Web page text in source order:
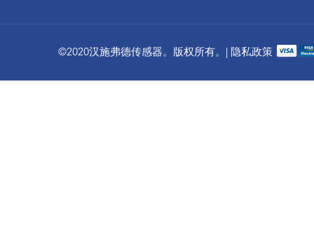
©2020汉施弗德传感器。版权所有。| 隐私政策